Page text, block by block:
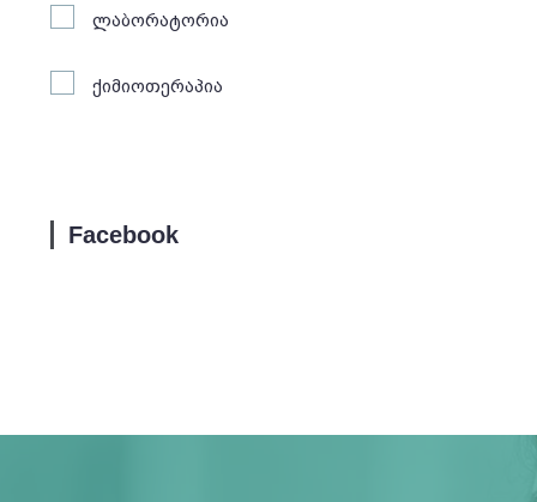
ლაბორატორია
ქიმიოთერაპია
Facebook